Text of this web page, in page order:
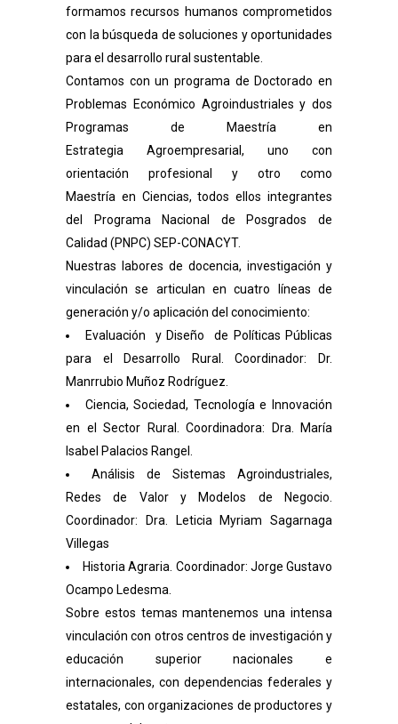
formamos recursos humanos comprometidos
con la búsqueda de soluciones y oportunidades
para el desarrollo rural sustentable.
Contamos con un programa de Doctorado en
Problemas Económico Agroindustriales y dos
Programas de Maestría en
Estrategia Agroempresarial, uno con
orientación profesional y otro como
Maestría en Ciencias, todos ellos integrantes
del Programa Nacional de Posgrados de
Calidad (PNPC) SEP-CONACYT.
Nuestras labores de docencia, investigación y
vinculación se articulan en cuatro líneas de
generación y/o aplicación del conocimiento:
Evaluación y Diseño de Políticas Públicas
para el Desarrollo Rural. Coordinador: Dr.
Manrrubio Muñoz Rodríguez.
Ciencia, Sociedad, Tecnología e Innovación
en el Sector Rural. Coordinadora: Dra. María
Isabel Palacios Rangel.
Análisis de Sistemas Agroindustriales,
Redes de Valor y Modelos de Negocio.
Coordinador: Dra. Leticia Myriam Sagarnaga
Villegas
Historia Agraria. Coordinador: Jorge Gustavo
Ocampo Ledesma.
Sobre estos temas mantenemos una intensa
vinculación con otros centros de investigación y
educación superior nacionales e
internacionales, con dependencias federales y
estatales, con organizaciones de productores y